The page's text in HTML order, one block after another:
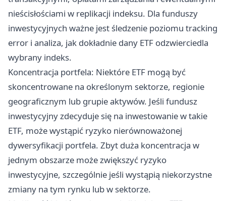
nieścisłościami w replikacji indeksu. Dla funduszy
inwestycyjnych ważne jest śledzenie poziomu tracking
error i analiza, jak dokładnie dany ETF odzwierciedla
wybrany indeks.
Koncentracja portfela: Niektóre ETF mogą być
skoncentrowane na określonym sektorze, regionie
geograficznym lub grupie aktywów. Jeśli fundusz
inwestycyjny zdecyduje się na inwestowanie w takie
ETF, może wystąpić ryzyko nierównoważonej
dywersyfikacji portfela. Zbyt duża koncentracja w
jednym obszarze może zwiększyć ryzyko
inwestycyjne, szczególnie jeśli wystąpią niekorzystne
zmiany na tym rynku lub w sektorze.